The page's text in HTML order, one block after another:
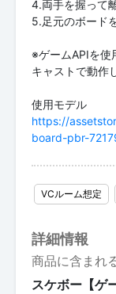
4.両手を握って
5.足元のボード
※ゲームAPIを使
キャストで動作
https://
board-pbr-
VCルーム想定
詳細情報
商品に含まれ
スケボー【ゲ